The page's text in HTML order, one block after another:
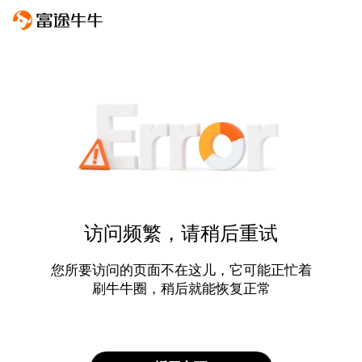
访问频繁，请稍后重试
您所要访问的页面不在这儿，它可能正忙着
刷牛牛圈，稍后就能恢复正常